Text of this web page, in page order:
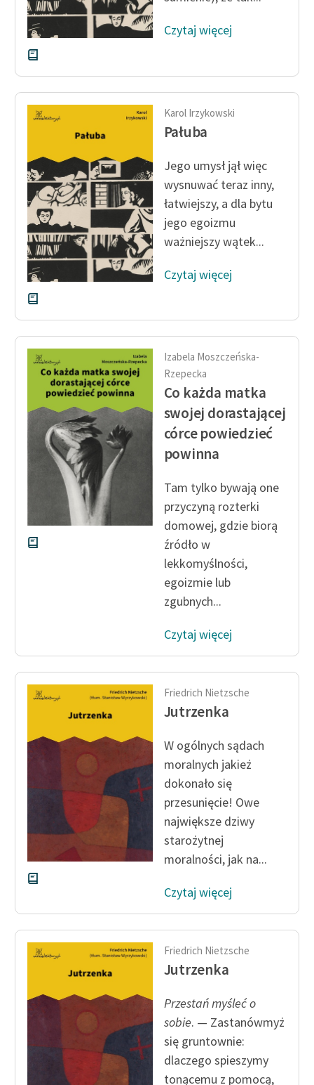
Czytaj więcej
Karol Irzykowski
Pałuba
Jego umysł jął więc
wysnuwać teraz inny,
łatwiejszy, a dla bytu
jego egoizmu
ważniejszy wątek...
Czytaj więcej
Izabela Moszczeńska-
Rzepecka
Co każda matka
swojej dorastającej
córce powiedzieć
powinna
Tam tylko bywają one
przyczyną rozterki
domowej, gdzie biorą
źródło w
lekkomyślności,
egoizmie lub
zgubnych...
Czytaj więcej
Friedrich Nietzsche
Jutrzenka
W ogólnych sądach
moralnych jakież
dokonało się
przesunięcie! Owe
największe dziwy
starożytnej
moralności, jak na...
Czytaj więcej
Friedrich Nietzsche
Jutrzenka
Przestań myśleć o
sobie. — Zastanówmyż
się gruntownie:
dlaczego spieszymy
tonącemu z pomocą,